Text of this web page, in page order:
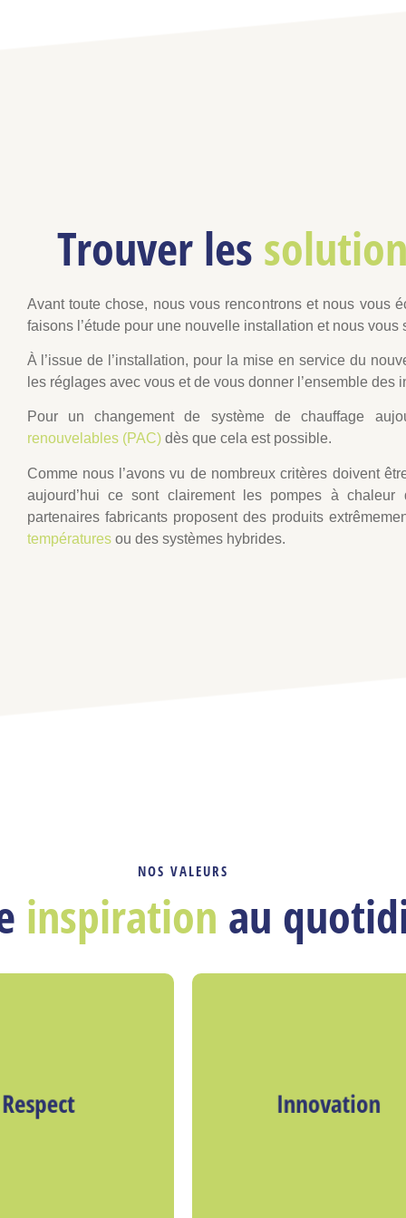
Trouver les
Avant toute chose, nous vous rencontrons et nous vous
faisons l’étude pour une nouvelle installation et nous
À l’issue de l’installation, pour la mise en service du
les réglages avec vous et de vous donner l’ensemble
Pour un changement de système de chauffage
renouvelables (PAC)dès que cela est possible.
Comme nous l’avons vu de nombreux critères doivent
aujourd’hui ce sont clairement les pompes à
partenaires fabricants proposent des produits
températuresou des systèmes hybrides.
NOS VALEURS
inspiration au
Respect Innovation